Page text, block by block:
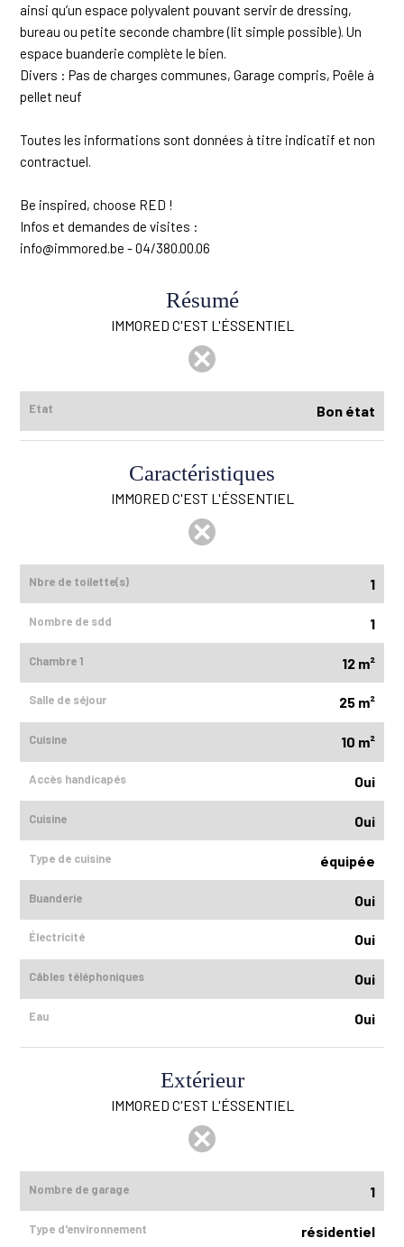
ainsi qu’un espace polyvalent pouvant servir de dressing,
bureau ou petite seconde chambre (lit simple possible). Un
espace buanderie complète le bien.
Divers : Pas de charges communes, Garage compris, Poêle à
pellet neuf
Toutes les informations sont données à titre indicatif et non
contractuel.
Be inspired, choose RED !
Infos et demandes de visites :
info@immored.be - 04/380.00.06
Résumé
IMMORED C'EST L'ÉSSENTIEL
Etat Bon état
Caractéristiques
IMMORED C'EST L'ÉSSENTIEL
Nbre de toilette(s) 1
Nombre de sdd 1
Chambre 1 12 m²
Salle de séjour 25 m²
Cuisine 10 m²
Accès handicapés Oui
Cuisine Oui
Type de cuisine équipée
Buanderie Oui
Électricité Oui
Câbles téléphoniques Oui
Eau Oui
Extérieur
IMMORED C'EST L'ÉSSENTIEL
Nombre de garage 1
Type d'environnement résidentiel